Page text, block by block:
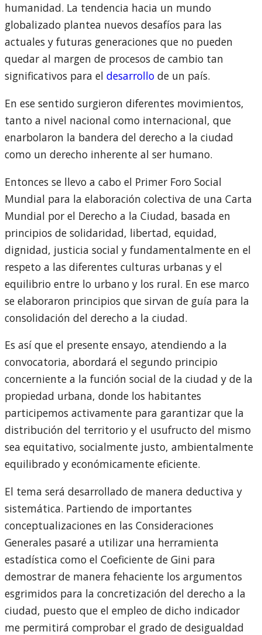
humanidad. La tendencia hacia un mundo
globalizado plantea nuevos desafíos para las
actuales y futuras generaciones que no pueden
quedar al margen de procesos de cambio tan
significativos para el desarrollo de un país.
En ese sentido surgieron diferentes movimientos,
tanto a nivel nacional como internacional, que
enarbolaron la bandera del derecho a la ciudad
como un derecho inherente al ser humano.
Entonces se llevo a cabo el Primer Foro Social
Mundial para la elaboración colectiva de una Carta
Mundial por el Derecho a la Ciudad, basada en
principios de solidaridad, libertad, equidad,
dignidad, justicia social y fundamentalmente en el
respeto a las diferentes culturas urbanas y el
equilibrio entre lo urbano y los rural. En ese marco
se elaboraron principios que sirvan de guía para la
consolidación del derecho a la ciudad.
Es así que el presente ensayo, atendiendo a la
convocatoria, abordará el segundo principio
concerniente a la función social de la ciudad y de la
propiedad urbana, donde los habitantes
participemos activamente para garantizar que la
distribución del territorio y el usufructo del mismo
sea equitativo, socialmente justo, ambientalmente
equilibrado y económicamente eficiente.
El tema será desarrollado de manera deductiva y
sistemática. Partiendo de importantes
conceptualizaciones en las Consideraciones
Generales pasaré a utilizar una herramienta
estadística como el Coeficiente de Gini para
demostrar de manera fehaciente los argumentos
esgrimidos para la concretización del derecho a la
ciudad, puesto que el empleo de dicho indicador
me permitirá comprobar el grado de desigualdad